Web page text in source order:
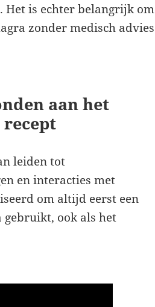
is echter belangrijk om
zonder medisch advies
aan het
recept
leiden tot
en interacties met
om altijd eerst een
gebruikt, ook als het